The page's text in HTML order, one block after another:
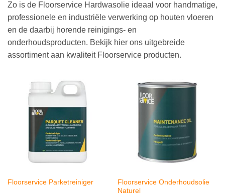
Zo is de Floorservice Hardwasolie ideaal voor handmatige,
professionele en industriële verwerking op houten vloeren
en de daarbij horende reinigings- en
onderhoudsproducten. Bekijk hier ons uitgebreide
assortiment aan kwaliteit Floorservice producten.
Floorservice Parketreiniger
Floorservice Onderhoudsolie
Naturel